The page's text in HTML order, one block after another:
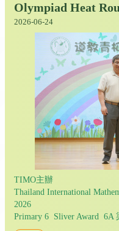
Olympiad Heat
2026-06-24
TIMO主辦
Thailand International
2026
Primary 6 Sliver Award 6A